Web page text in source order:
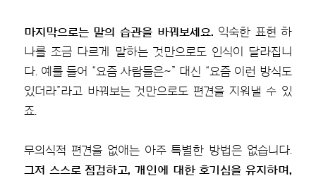
마지막으로는 말의 습관을 바꿔보세요. 익숙한 표현 하
나를 조금 다르게 말하는 것만으로도 인식이 달라집니
다. 예를 들어 “요즘 사람들은~” 대신 “요즘 이런 방식도
있더라”라고 바꿔보는 것만으로도 편견을 지워낼 수 있
죠.
무의식적 편견을 없애는 아주 특별한 방법은 없습니다.
그저 스스로 점검하고, 개인에 대한 호기심을 유지하며,